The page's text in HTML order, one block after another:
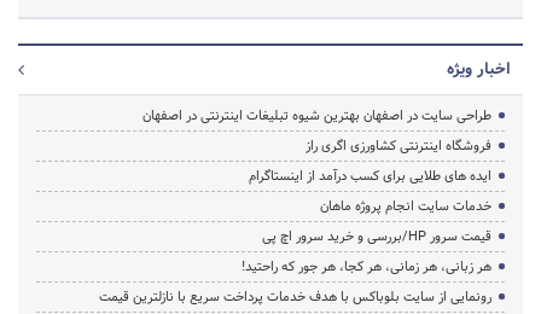
اخبار ویژه
طراحی سایت در اصفهان بهترین شیوه تبلیغات اینترنتی در اصفهان
فروشگاه اینترنتی کشاورزی اگری راز
ایده های طلایی برای کسب درآمد از اینستاگرام
خدمات سایت انجام پروژه ماهان
قیمت سرور HP/بررسی و خرید سرور اچ پی
هر زبانی، هر زمانی، هر کجا، هر جور که راحتید!
رونمایی از سایت بلوباکس با هدف خدمات پرداخت سریع با نازلترین قیمت